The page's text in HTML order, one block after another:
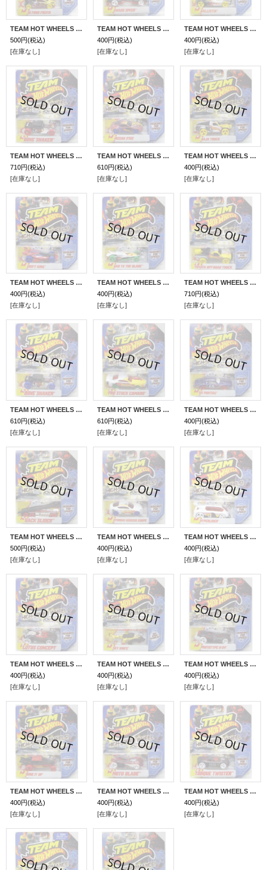
TEAM HOT WHEELS 【'12 FORD FIESTA】 YELLOW-BLACK/YELLOW HSW
500円(税込)
[在庫なし]
TEAM HOT WHEELS 【4WARD SPEED】 FLAT BLACK/WHITE HSW
400円(税込)
[在庫なし]
TEAM HOT WHEELS 【BALLISTIK】 WHITE-BLACK/YELLOW HSW
400円(税込)
[在庫なし]
TEAM HOT WHEELS 【BONE SHAKER】 FLAT BLACK/RED HSW
710円(税込)
[在庫なし]
TEAM HOT WHEELS 【NISSAN 370Z】 RED/BLUE HSW
610円(税込)
[在庫なし]
TEAM HOT WHEELS 【BAJA TRUCK】 WHITE/YELLOW HSW
400円(税込)
[在庫なし]
TEAM HOT WHEELS 【DRIFT KING】 RED/BLUE HSW
400円(税込)
[在庫なし]
TEAM HOT WHEELS 【BAD TO THE BLADE】 WHITE/GREEN HSW
400円(税込)
[在庫なし]
TEAM HOT WHEELS 【TOYOTA OFF-ROAD TRUC】 WHITE/YELLOW HSW
710円(税込)
[在庫なし]
TEAM HOT WHEELS 【BONE SHAKER】 FLAT BLACK/BLUE HSW
610円(税込)
[在庫なし]
TEAM HOT WHEELS 【PRO STOCK CAMARO】 WHITE/GREEN HSW
610円(税込)
[在庫なし]
TEAM HOT WHEELS 【'84 PONTIAC】 BLUE/RED HSW
400円(税込)
[在庫なし]
TEAM HOT WHEELS 【BACK SLIDER】 RED-BLACK/RED HSW
500円(税込)
[在庫なし]
TEAM HOT WHEELS 【HYUNDAI GENESIS COUPE】 WHITE/BLUE HSW
400円(税込)
[在庫なし]
TEAM HOT WHEELS 【HYPERLINER】 WHITE/WHITE HSW
400円(税込)
[在庫なし]
TEAM HOT WHEELS 【LOTUS CONCEPT】 FLAT BLACK/WHITE HSW
400円(税込)
[在庫なし]
TEAM HOT WHEELS 【SKY KNIFE】 YELLOW/RED 5SP
400円(税込)
[在庫なし]
TEAM HOT WHEELS 【PROTOTYPE H-24】 FLAT BLACK/WHITE HSW
400円(税込)
[在庫なし]
TEAM HOT WHEELS 【DUNE IT UP】 FLAT BLACK-RED/RED HSW
400円(税込)
[在庫なし]
TEAM HOT WHEELS 【MOTO BLADE】 CLEAR RED/WHITE HSW
400円(税込)
[在庫なし]
TEAM HOT WHEELS 【TORQUE TWISTER】 FLAT BLACK/WHITE HSW
400円(税込)
[在庫なし]